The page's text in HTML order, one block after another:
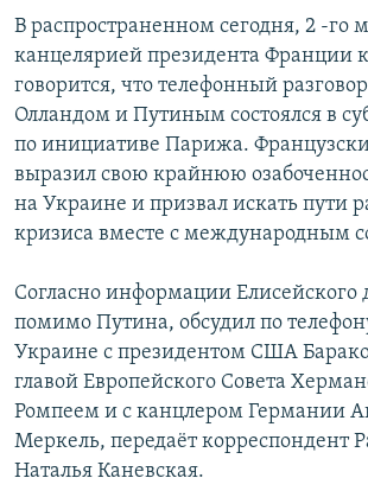
АРХИВ
Հայերեն
English
Русский
Все сайты Радио Азатутюн
В распространенном сегодня, 2 -го
канцелярией президента Франции
говорится, что телефонный
Олландом и Путиным состоялся в
по инициативе Парижа.
выразил свою крайнюю
на Украине и призвал искать пути
кризиса вместе с международным
Согласно информации Елисейского
помимо Путина, обсудил по
Украине с президентом США
главой Европейского Совета
Ромпеем и с канцлером Германии
Меркель, передаёт корреспондент
Наталья Каневская.